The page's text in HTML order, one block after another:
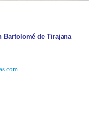
Bartolomé de Tirajana